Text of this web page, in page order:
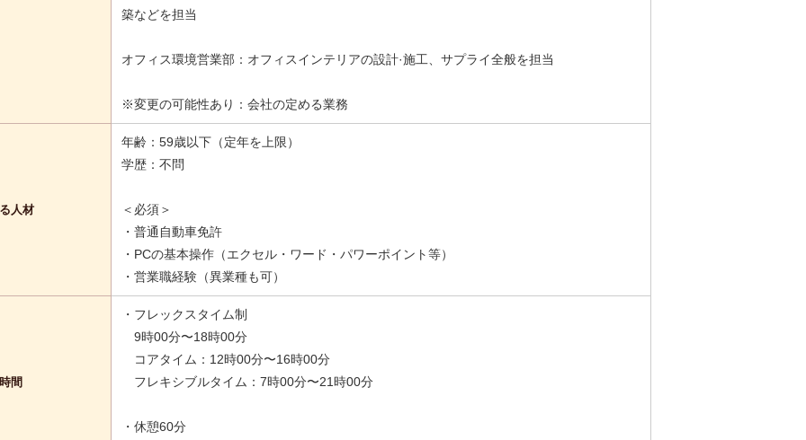
築などを担当
オフィス環境営業部：オフィスインテリアの設計·施工、サプライ全般を担当
※変更の可能性あり：会社の定める業務
人材
年齢：59歳以下（定年を上限）
学歴：不問
＜必須＞
・普通自動車免許
・PCの基本操作（エクセル・ワード・パワーポイント等）
・営業職経験（異業種も可）
間
・フレックスタイム制
9時00分〜18時00分
コアタイム：12時00分〜16時00分
フレキシブルタイム：7時00分〜21時00分
・休憩60分